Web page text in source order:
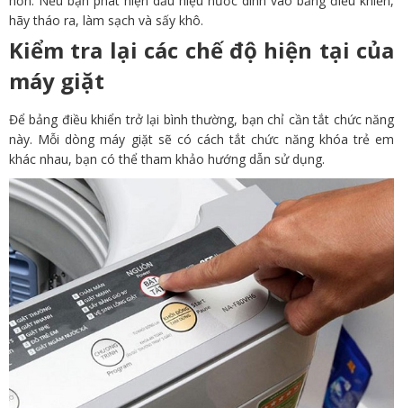
hãy tháo ra, làm sạch và sấy khô.
Kiểm tra lại các chế độ hiện tại của
máy giặt
Để bảng điều khiển trở lại bình thường, bạn chỉ cần tắt chức năng
này. Mỗi dòng máy giặt sẽ có cách tắt chức năng khóa trẻ em
khác nhau, bạn có thể tham khảo hướng dẫn sử dụng.